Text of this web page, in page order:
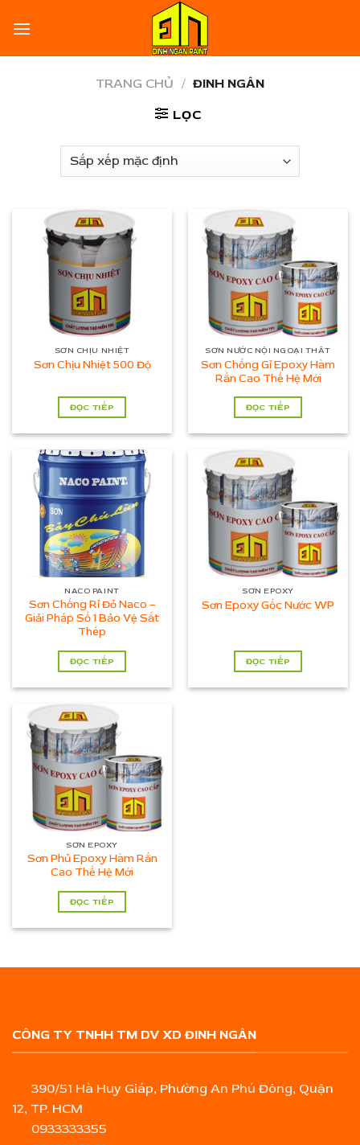
TRANG CHỦ / ĐINH NGÂN
LỌC
SƠN CHỊU NHIỆT
Sơn Chịu Nhiệt 500 Độ
ĐỌC TIẾP
SƠN NƯỚC NỘI NGOẠI THẤT
Sơn Chống Gỉ Epoxy Hàm
Rắn Cao Thế Hệ Mới
ĐỌC TIẾP
NACO PAINT
Sơn Chống Rỉ Đỏ Naco –
Giải Pháp Số 1 Bảo Vệ Sắt
Thép
ĐỌC TIẾP
SƠN EPOXY
Sơn Epoxy Gốc Nước WP
ĐỌC TIẾP
SƠN EPOXY
Sơn Phủ Epoxy Hàm Rắn
Cao Thế Hệ Mới
ĐỌC TIẾP
CÔNG TY TNHH TM DV XD ĐINH NGÂN
390/51 Hà Huy Giáp, Phường An Phú Đông, Quận
12, TP. HCM
0933333355